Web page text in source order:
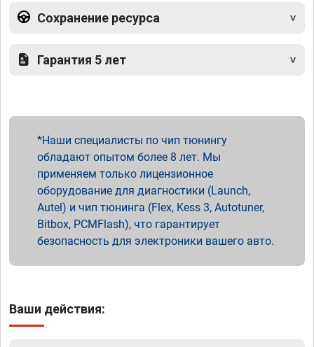
Сохранение ресурса
Гарантия 5 лет
Наши специалисты по чип тюнингу
обладают опытом более 8 лет. Мы
применяем только лицензионное
оборудование для диагностики (Launch,
Autel) и чип тюнинга (Flex, Kess 3, Autotuner,
Bitbox, PCMFlash), что гарантирует
безопасность для электроники вашего авто.
Ваши действия: